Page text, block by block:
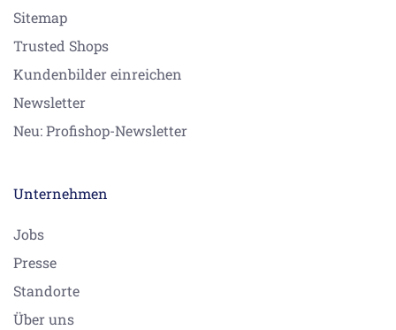
Sitemap
Trusted Shops
Kundenbilder einreichen
Newsletter
Neu: Profishop-Newsletter
Unternehmen
Jobs
Presse
Standorte
Über uns